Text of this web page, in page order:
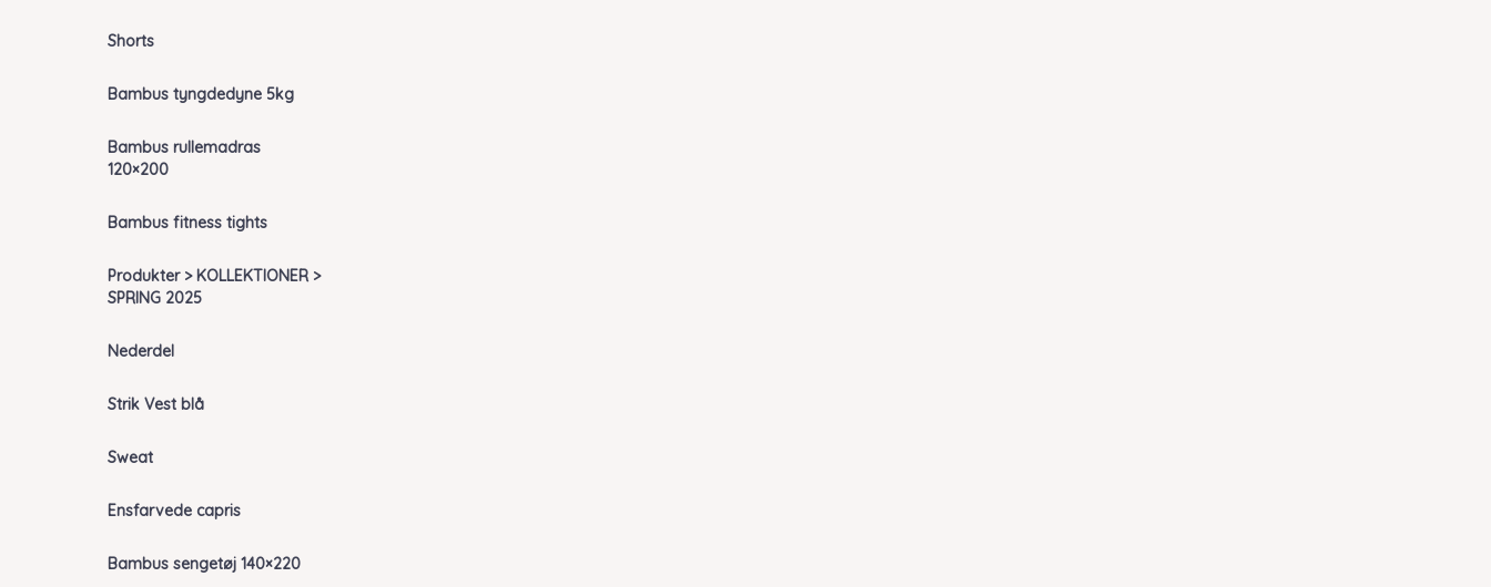
Shorts
Bambus tyngdedyne 5kg
Bambus rullemadras
120×200
Bambus fitness tights
Produkter > KOLLEKTIONER >
SPRING 2025
Nederdel
Strik Vest blå
Sweat
Ensfarvede capris
Bambus sengetøj 140×220